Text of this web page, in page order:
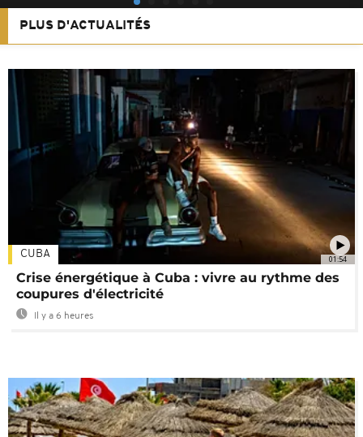
PLUS D'ACTUALITÉS
01:54
CUBA
Crise énergétique à Cuba : vivre au rythme des
coupures d'électricité
Il y a 6 heures